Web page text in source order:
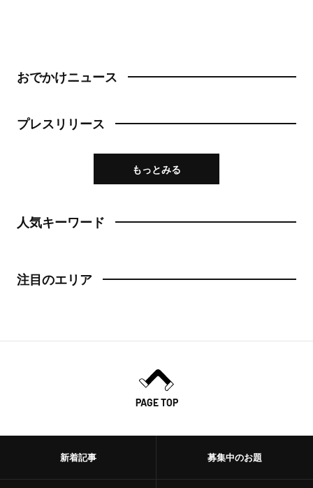
おでかけニュース
プレスリリース
もっとみる
人気キーワード
注目のエリア
PAGE TOP
新着記事 募集中のお題